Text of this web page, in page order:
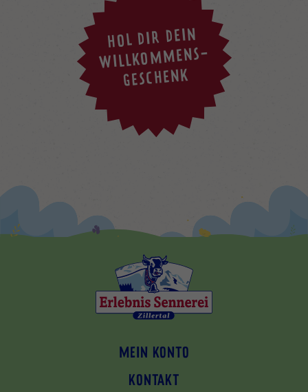
HOL DIR DEIN
WILLKOMMENS-
GESCHENK
MEIN KONTO
KONTAKT